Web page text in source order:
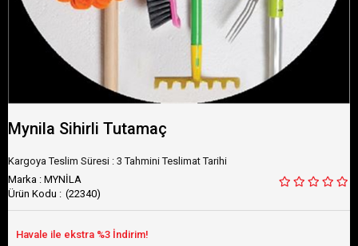
Mynila Sihirli Tutamaç
Kargoya Teslim Süresi : 3 Tahmini Teslimat Tarihi
Marka : MYNİLA
(22340)